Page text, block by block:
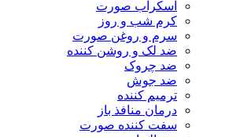
اسکراب صورت
کرم شب و روز
سرم و روغن صورت
ضد لک و روشن کننده
ضد چروک
ضد جوش
ترمیم کننده
درمان منافذ باز
سفت کننده صورت